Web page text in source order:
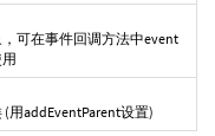
可在事件回调方法中event
用addEventParent设置)